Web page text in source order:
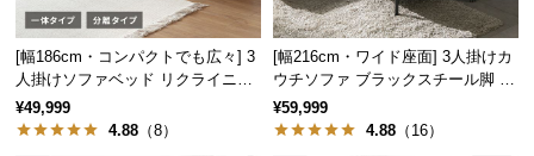
お
知
ら
せ
[幅186cm・コンパクトでも広々] 3
人掛けソファベッド リクライニン
グ 天然木フレーム 北欧
¥49,999
4.88 （8）
[幅216cm・ワイド座面] 3人掛けカ
ウチソファ ブラックスチール脚 L
字 ホテルライク 高級感
¥59,999
4.88 （16）